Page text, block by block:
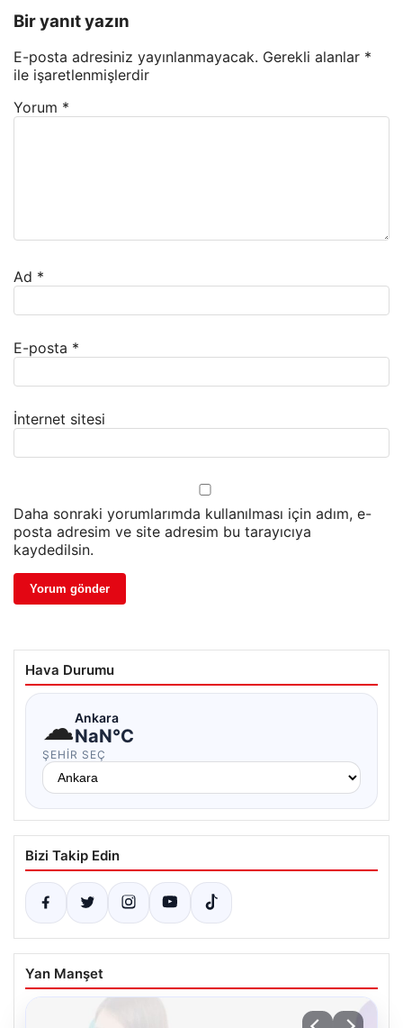
Bir yanıt yazın
E-posta adresiniz yayınlanmayacak. Gerekli alanlar *
ile işaretlenmişlerdir
Yorum *
Ad *
E-posta *
İnternet sitesi
Daha sonraki yorumlarımda kullanılması için adım, e-
posta adresim ve site adresim bu tarayıcıya
kaydedilsin.
Hava Durumu
☁Ankara
NaN°C
ŞEHIR SEÇ
Bizi Takip Edin
Yan Manşet